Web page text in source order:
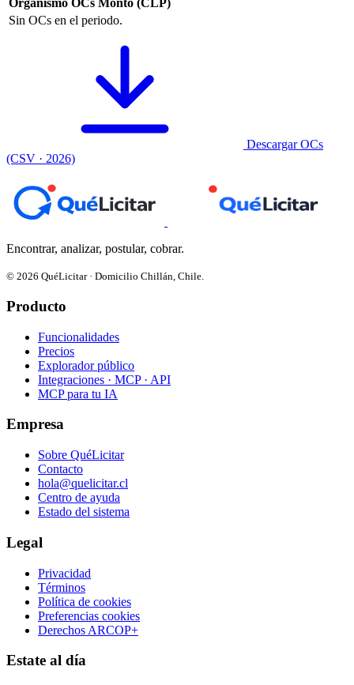
Organismo OCs Monto (CLP)
Sin OCs en el periodo.
Descargar OCs
(CSV · 2026)
Encontrar, analizar, postular, cobrar.
© 2026 QuéLicitar · Domicilio Chillán, Chile.
Producto
Funcionalidades
Precios
Explorador público
Integraciones · MCP · API
MCP para tu IA
Empresa
Sobre QuéLicitar
Contacto
hola@quelicitar.cl
Centro de ayuda
Estado del sistema
Legal
Privacidad
Términos
Política de cookies
Preferencias cookies
Derechos ARCOP+
Estate al día